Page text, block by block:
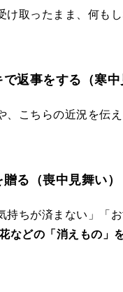
け取ったまま、何も
返事をする（寒中
、こちらの近況を伝
る（喪中見舞い）
持ちが済まない」「
などの「消えもの」